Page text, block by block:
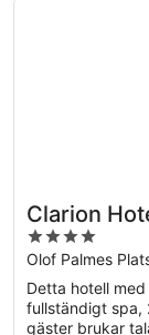
Clarion
4
out
of
5
Olof Palmes
Detta hotell
fullständigt spa,
gäster brukar